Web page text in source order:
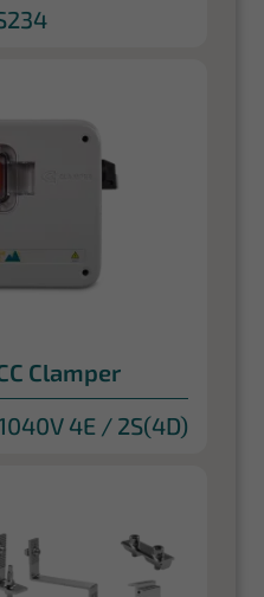
Clamper
4E / 2S(4D)